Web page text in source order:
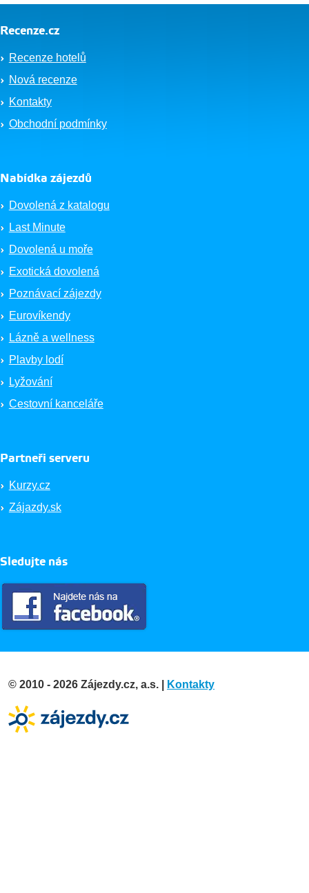
Recenze.cz
Recenze hotelů
Nová recenze
Kontakty
Obchodní podmínky
Nabídka zájezdů
Dovolená z katalogu
Last Minute
Dovolená u moře
Exotická dovolená
Poznávací zájezdy
Eurovíkendy
Lázně a wellness
Plavby lodí
Lyžování
Cestovní kanceláře
Partneři serveru
Kurzy.cz
Zájazdy.sk
Sledujte nás
© 2010 - 2026 Zájezdy.cz, a.s. | Kontakty